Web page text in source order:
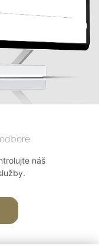
náš